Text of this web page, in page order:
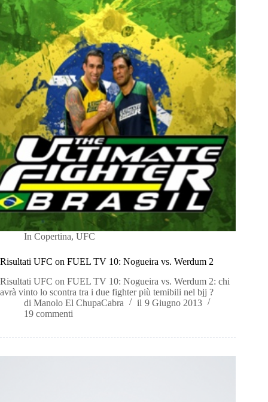
In Copertina,UFC
Risultati UFC on FUEL TV 10: Nogueira vs. Werdum 2
Risultati UFC on FUEL TV 10: Nogueira vs. Werdum 2: chi
avrà vinto lo scontra tra i due fighter più temibili nel bjj ?
di Manolo El ChupaCabra il 9 Giugno 2013
19 commenti